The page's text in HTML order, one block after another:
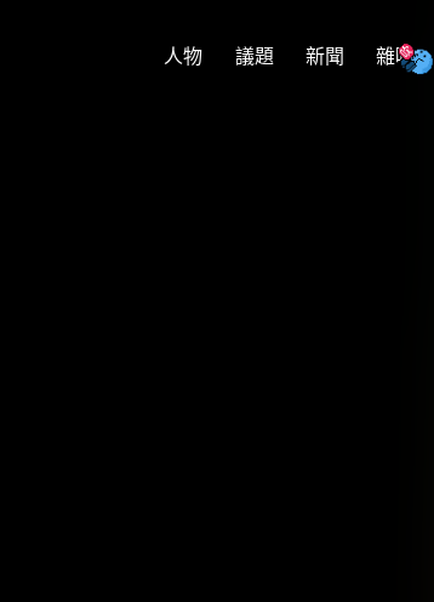
人物 議題 新聞 雜吹